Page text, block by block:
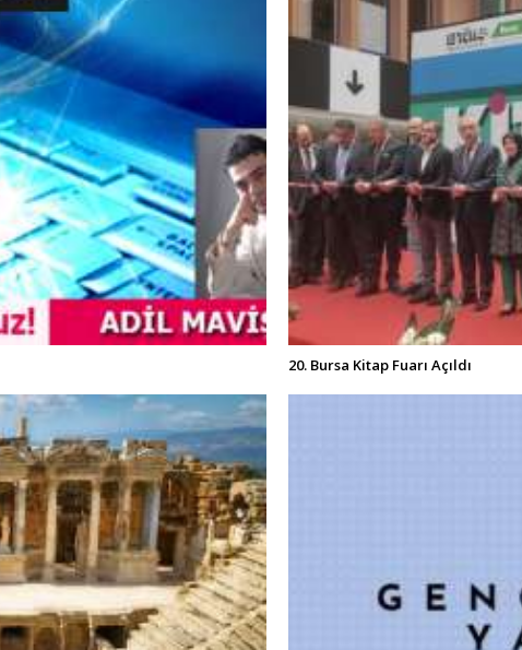
20. Bursa Kitap Fuarı Açıldı